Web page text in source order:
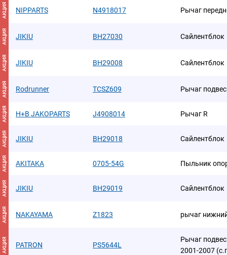
АКЦИЯ NIPPARTS N4918017 Рычаг
АКЦИЯ JIKIU BH27030 Сайлентблок
АКЦИЯ JIKIU BH29008 Сайлентблок
АКЦИЯ Rodrunner TCSZ609 Рычаг
АКЦИЯ H+B JAKOPARTS J4908014 Рычаг R
АКЦИЯ JIKIU BH29018 Сайлентблок
АКЦИЯ AKITAKA 0705-54G Пыльник
АКЦИЯ JIKIU BH29019 Сайлентблок
АКЦИЯ NAKAYAMA Z1823 рычаг
АКЦИЯ PATRON PS5644L
Рычаг
2001-2007